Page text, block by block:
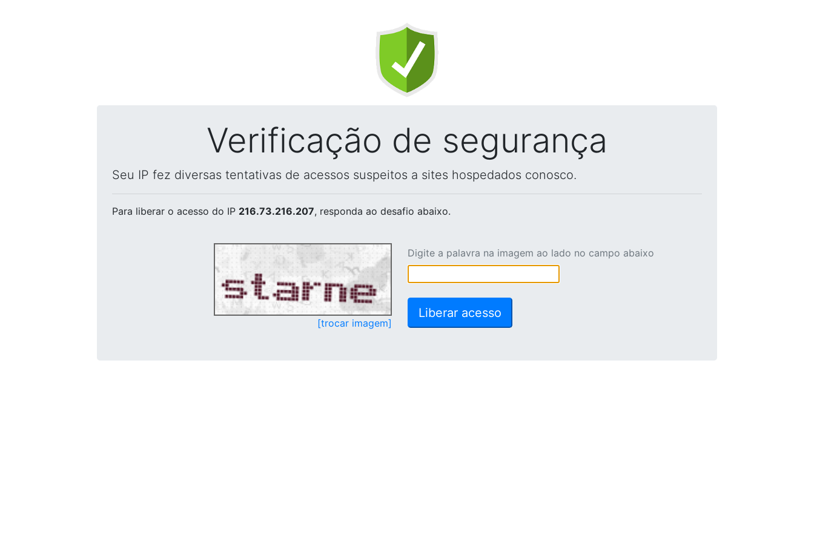
Verificação de segurança
Seu IP fez diversas tentativas de acessos suspeitos a sites hospedados conosco.
Para liberar o acesso do IP 216.73.216.207, responda ao desafio abaixo.
[trocar imagem]
Digite a palavra na imagem ao lado no campo abaixo